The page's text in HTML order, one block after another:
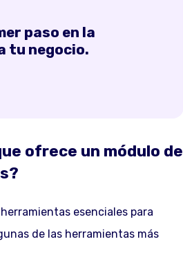
paso en la
tu negocio.
ofrece un módulo de
esenciales para
de las herramientas más